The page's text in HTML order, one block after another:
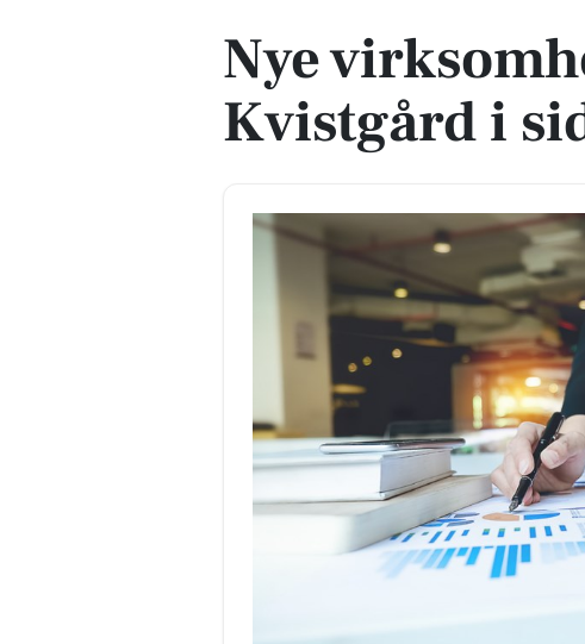
Nye
Kvistgård i